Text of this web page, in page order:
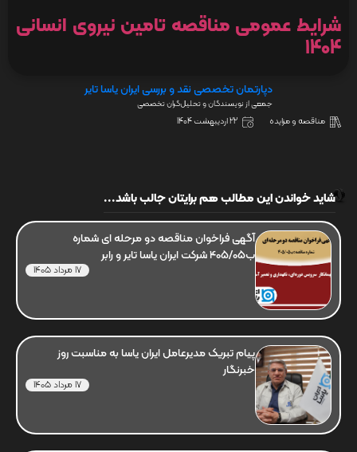
شرایط عمومی مناقصه تامین نیروی انسانی
1404
دپارتمان تخصصی نقد و بررسی ایران یاسا تایر
جمعی از نویسندگان و تحلیل‌گران تخصصی
مناقصه و مزایده 22 اردیبهشت 1404
شاید خواندن این مطالب هم برایتان جالب باشد...
آگهی فراخوان مناقصه دو مرحله ای شماره
ب405/05 شرکت ایران یاسا تایر و رابر
17 مرداد 1405
پیام تبریک مدیرعامل ایران یاسا به مناسبت روز
خبرنگار
17 مرداد 1405